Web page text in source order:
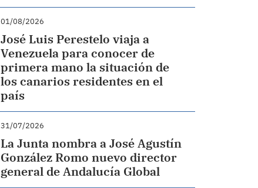
01/08/2026
José Luis Perestelo viaja a
Venezuela para conocer de
primera mano la situación de
los canarios residentes en el
país
31/07/2026
La Junta nombra a José Agustín
González Romo nuevo director
general de Andalucía Global